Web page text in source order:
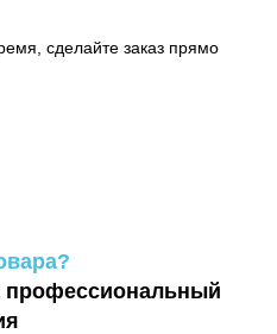
сделайте заказ прямо
профессиональный